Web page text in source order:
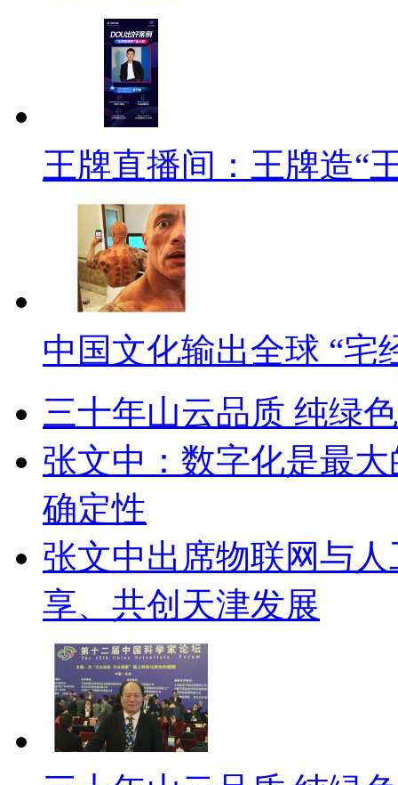
王牌直播间：王牌造“
中国文化输出全球 “宅
三十年山云品质 纯绿
张文中：数字化是最
确定性
张文中出席物联网与
享、共创天津发展